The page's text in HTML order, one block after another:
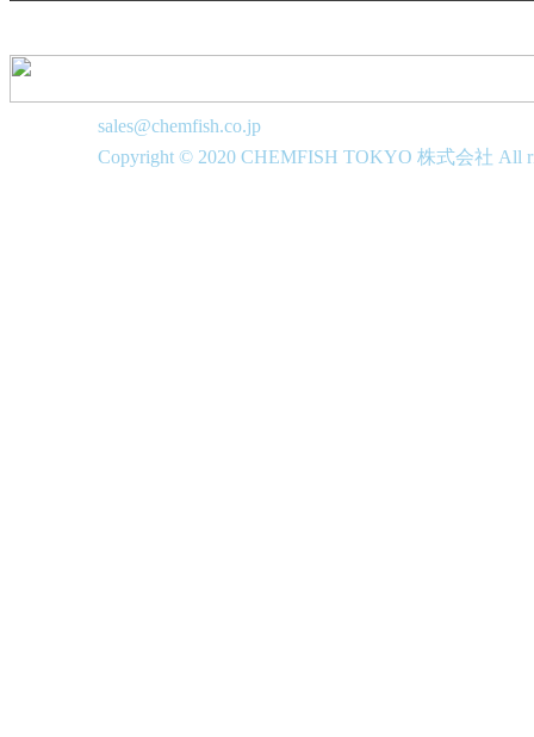
sales@chemfish.co.jp
Copyright © 2020 CHEMFISH TOKYO 株式会社 All